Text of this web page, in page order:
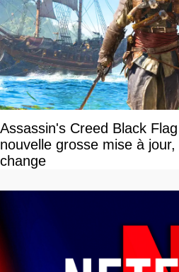
Assassin's Creed Black
nouvelle grosse mise à
change